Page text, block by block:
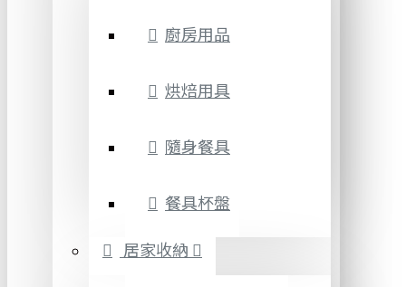
廚房用品
烘焙用具
隨身餐具
餐具杯盤
居家收納